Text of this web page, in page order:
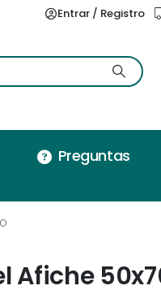
Entrar / Registro
Preguntas
Afiche